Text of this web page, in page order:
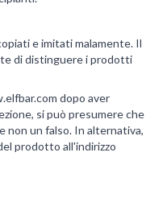
e imitati malamente. Il
di distinguere i prodotti
dopo aver
si può presumere che
non un falso. In alternativa,
prodotto all'indirizzo